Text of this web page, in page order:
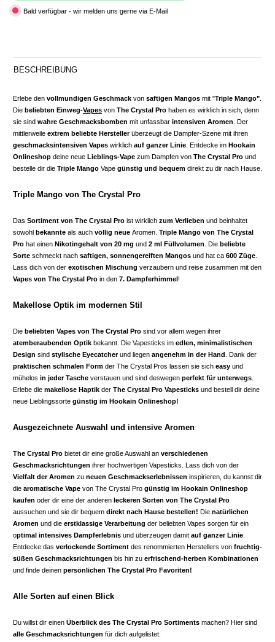
Bald verfügbar - wir melden uns gerne via E-Mail
BESCHREIBUNG
Erlebe den vollmundigen Geschmack von saftigen Mangos mit "Triple Mango"
Die beliebten Einweg-Vapes von The Crystal Pro haben es wirklich in sich, denn
sie sind wahre Geschmacksbomben mit unfassbar intensiven Aromen . Der
mittlerweile extrem beliebte Herstellerüberzeugt die Dampfer-Szene mit ihren
geschmacksintensiven Vapes wirklich auf ganzer Linie . Entdecke im Hookain
Onlineshop deine neue Lieblings-Vape zum Dampfen von The Crystal Pro und
bestelle dir die Triple Mango Vape günstig und bequem direkt zu dir nach Hause.
Triple Mango von The Crystal Pro
Das Sortiment von The Crystal Pro ist wirklich zum Verlieben und beinhaltet
sowohl bekannte als auch völlig neue Aromen. Triple Mango von The Crystal
Pro hat einen Nikotingehalt von 20 mg und 2 ml Füllvolumen . Die beliebte
Sorte schmeckt nach saftigen, sonnengereiften Mangos und hat ca 600 Züge
Lass dich von der exotischen Mischung verzaubern und reise zusammen mit den
Vapes von The Crystal Pro in den 7. Dampferhimmel!
Makellose Optik im modernen Stil
Die beliebten Vapes von The Crystal Pro sind vor allem wegen ihrer
atemberaubenden Optik bekannt. Die Vapesticks im edlen, minimalistischen
Design sind stylische Eyecatcherund liegen angenehm in der Hand . Dank der
praktischen schmalen Form der The Crystal Pros lassen sie sich easy und
mühelos in jeder Tasche verstauen und sind deswegen perfekt für unterwegs
Erlebe die makellose Haptik der The Crystal Pro Vapesticks und bestell dir deine
neue Lieblingssorte günstig im Hookain Onlineshop!
Ausgezeichnete Auswahl und intensive Aromen
The Crystal Pro bietet dir eine große Auswahl an verschiedenen
Geschmacksrichtungen ihrer hochwertigen Vapesticks. Lass dich von der
Vielfalt der Aromen zu neuen Geschmackserlebnissen inspirieren, du kannst dir
die aromatische Vape von The Crystal Pro günstig im Hookain Onlineshop
kaufen oder dir eine der anderen leckeren Sorten von The Crystal Pro
aussuchen und sie dir bequem direkt nach Hause bestellen! Die natürlichen
Aromen und die erstklassige Verarbeitung der beliebten Vapes sorgen für ein
optimal intensives Dampferlebnis und überzeugen damit auf ganzer Linie
Entdecke das verlockende Sortiment des renommierten Herstellers von fruchtig-
süßen Geschmacksrichtungen bis hin zu erfrischend-herben Kombinationen
und finde deinen persönlichen The Crystal Pro Favoriten!
Alle Sorten auf einen Blick
Du willst dir einen Überblick des The Crystal Pro Sortiments machen? Hier sind
alle Geschmacksrichtungen für dich aufgelistet: